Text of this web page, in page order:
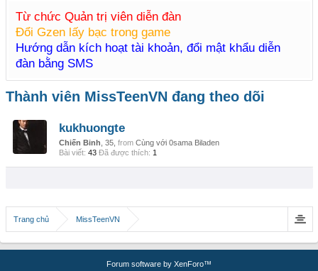
Từ chức Quản trị viên diễn đàn
Đổi Gzen lấy bạc trong game
Hướng dẫn kích hoạt tài khoản, đổi mật khẩu diễn
đàn bằng SMS
Thành viên MissTeenVN đang theo dõi
kukhuongte
Chiến Binh , 35, from Cùng với 0sama Biladen
Bài viết: 43 Đã được thích: 1
Trang chủ MissTeenVN
Forum software by XenForo™